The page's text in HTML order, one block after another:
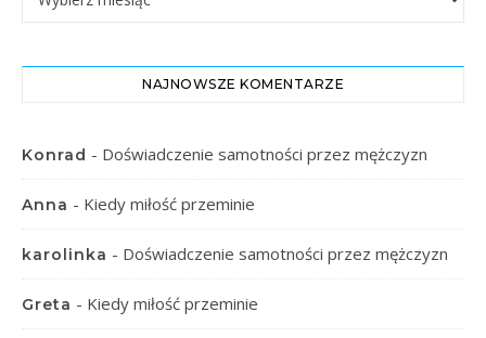
NAJNOWSZE KOMENTARZE
Konrad - Doświadczenie samotności przez mężczyzn
Anna - Kiedy miłość przeminie
karolinka - Doświadczenie samotności przez mężczyzn
Greta - Kiedy miłość przeminie